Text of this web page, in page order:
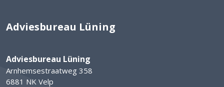
Adviesbureau Lüning
Adviesbureau Lüning
Arnhemsestraatweg 358
6881 NK Velp